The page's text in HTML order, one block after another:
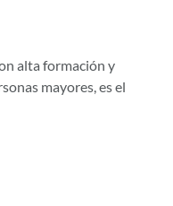
alta formación y
mayores, es el